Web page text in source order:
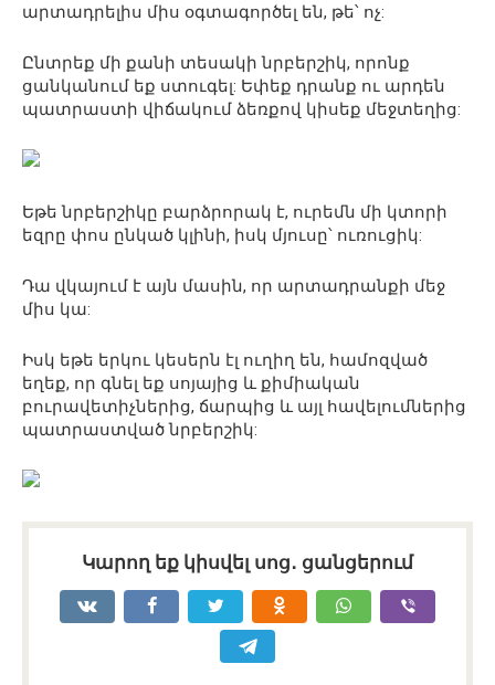
արտադրելիս միս օգտագործել են, թե՝ ոչ:
Ընտրեք մի քանի տեսակի նրբերշիկ, որոնք
ցանկանում եք ստուգել: Եփեք դրանք ու արդեն
պատրաստի վիճակում ձեռքով կիսեք մեջտեղից:
Եթե նրբերշիկը բարձրորակ է, ուրեմն մի կտորի
եզրը փոս ընկած կլինի, իսկ մյուսը՝ ուռուցիկ:
Դա վկայում է այն մասին, որ արտադրանքի մեջ
միս կա:
Իսկ եթե երկու կեսերն էլ ուղիղ են, համոզված
եղեք, որ գնել եք սոյայից և քիմիական
բուրավետիչներից, ճարպից և այլ հավելումներից
պատրաստված նրբերշիկ:
Կարող եք կիսվել սոց․ ցանցերում